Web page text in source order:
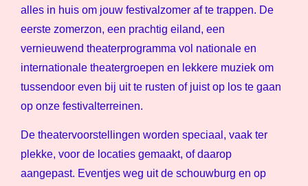
alles in huis om jouw festivalzomer af te trappen. De
eerste zomerzon, een prachtig eiland, een
vernieuwend theaterprogramma vol nationale en
internationale theatergroepen en lekkere muziek om
tussendoor even bij uit te rusten of juist op los te gaan
op onze festivalterreinen.
De theatervoorstellingen worden speciaal, vaak ter
plekke, voor de locaties gemaakt, of daarop
aangepast. Eventjes weg uit de schouwburg en op